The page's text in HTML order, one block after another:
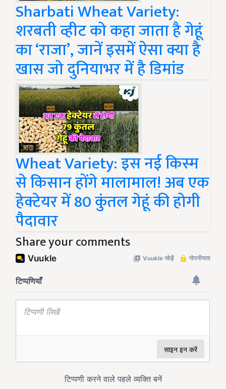
Sharbati Wheat Variety:
शरबती व्हीट को कहा जाता है गेहूं
का ‘राजा’, जानें इसमें ऐसा क्या है
खास जो दुनियाभर में है डिमांड
Wheat Variety: इस नई किस्‍म
से किसान होंगे मालामाल! अब एक
हेक्टेयर में 80 कुंतल गेहूं की होगी
पैदावार
Share your comments